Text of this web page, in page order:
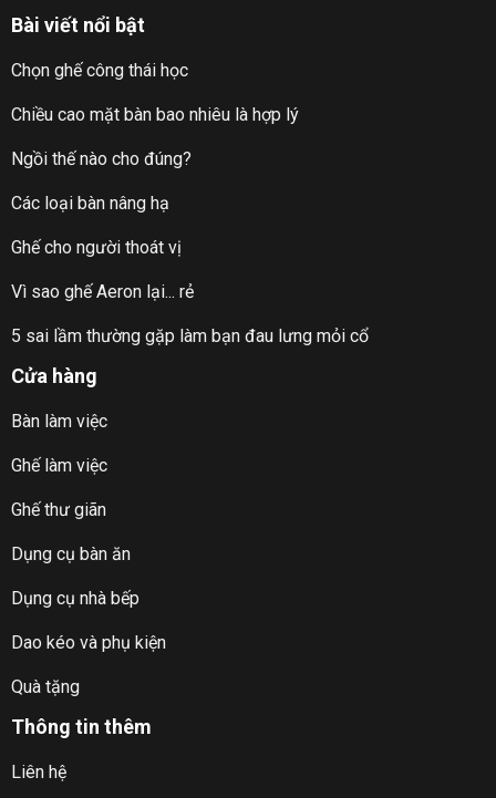
Bài viết nổi bật
Chọn ghế công thái học
Chiều cao mặt bàn bao nhiêu là hợp lý
Ngồi thế nào cho đúng?
Các loại bàn nâng hạ
Ghế cho người thoát vị
Vì sao ghế Aeron lại... rẻ
5 sai lầm thường gặp làm bạn đau lưng mỏi cổ
Cửa hàng
Bàn làm việc
Ghế làm việc
Ghế thư giãn
Dụng cụ bàn ăn
Dụng cụ nhà bếp
Dao kéo và phụ kiện
Quà tặng
Thông tin thêm
Liên hệ